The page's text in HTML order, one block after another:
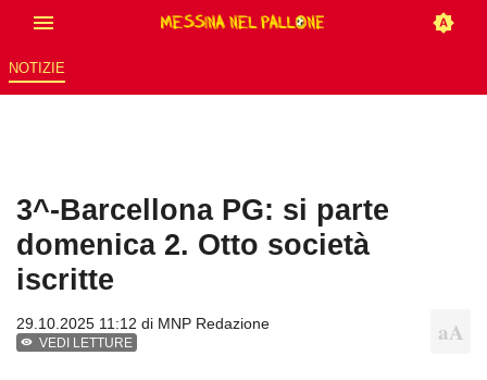
NOTIZIE
3^-Barcellona PG: si parte
domenica 2. Otto società
iscritte
29.10.2025 11:12 di MNP Redazione
VEDI LETTURE